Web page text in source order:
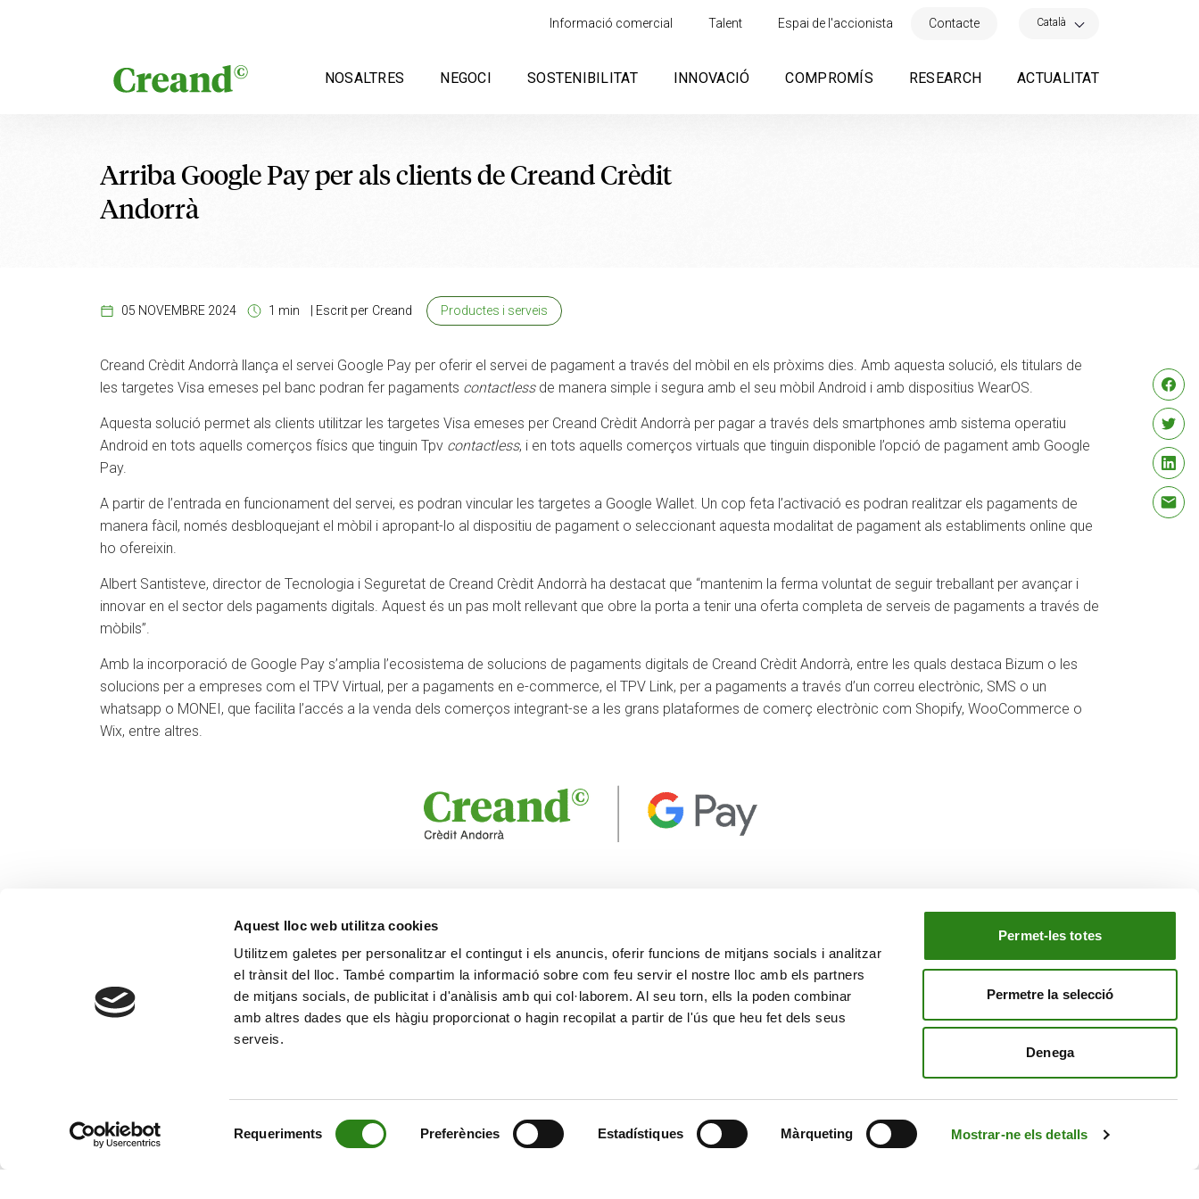
Aquest lloc web utilitza cookies
Utilitzem galetes per personalitzar el contingut i els anuncis, oferir funcions de mitjans socials i analitzar
el trànsit del lloc. També compartim la informació sobre com feu servir el nostre lloc amb els partners
de mitjans socials, de publicitat i d'anàlisis amb qui col·laborem. Al seu torn, ells la poden combinar
amb altres dades que els hàgiu proporcionat o hagin recopilat a partir de l'ús que heu fet dels seus
serveis.
Requeriments Preferències Estadístiques Màrqueting Mostrar-ne els detalls
Permet-les totes
Permetre la selecció
Denega
Informació comercial Talent Espai de l'accionista Contacte Català
NOSALTRES NEGOCI SOSTENIBILITAT INNOVACIÓ COMPROMÍS RESEARCH ACTUALITAT
Arriba Google Pay per als clients de Creand Crèdit
Andorrà
05 NOVEMBRE 2024 1 min Escrit per Creand Productes i serveis
Creand Crèdit Andorrà llança el servei Google Pay per oferir el servei de pagament a través del mòbil en els pròxims dies. Amb aquesta solució, els titulars de
les targetes Visa emeses pel banc podran fer pagaments contactlessde manera simple i segura amb el seu mòbil Android i amb dispositius WearOS.
Aquesta solució permet als clients utilitzar les targetes Visa emeses per Creand Crèdit Andorrà per pagar a través dels smartphones amb sistema operatiu
Android en tots aquells comerços físics que tinguin Tpv contactless, i en tots aquells comerços virtuals que tinguin disponible l’opció de pagament amb Google
Pay.
A partir de l’entrada en funcionament del servei, es podran vincular les targetes a Google Wallet. Un cop feta l’activació es podran realitzar els pagaments de
manera fàcil, només desbloquejant el mòbil i apropant-lo al dispositiu de pagament o seleccionant aquesta modalitat de pagament als establiments online que
ho ofereixin.
Albert Santisteve, director de Tecnologia i Seguretat de Creand Crèdit Andorrà ha destacat que “mantenim la ferma voluntat de seguir treballant per avançar i
innovar en el sector dels pagaments digitals. Aquest és un pas molt rellevant que obre la porta a tenir una oferta completa de serveis de pagaments a través de
mòbils”.
Amb la incorporació de Google Pay s’amplia l’ecosistema de solucions de pagaments digitals de Creand Crèdit Andorrà, entre les quals destaca Bizum o les
solucions per a empreses com el TPV Virtual, per a pagaments en e-commerce, el TPV Link, per a pagaments a través d’un correu electrònic, SMS o un
whatsapp o MONEI, que facilita l’accés a la venda dels comerços integrant-se a les grans plataformes de comerç electrònic com Shopify, WooCommerce o
Wix, entre altres.
CONTACTE
+376 88 88 88
MÉS CREAND
Govern Corporatiu
EL NOSTRE GRUP
Creand Wealth & Securities Luxemburg
Creand Wealth Management EE. UU.